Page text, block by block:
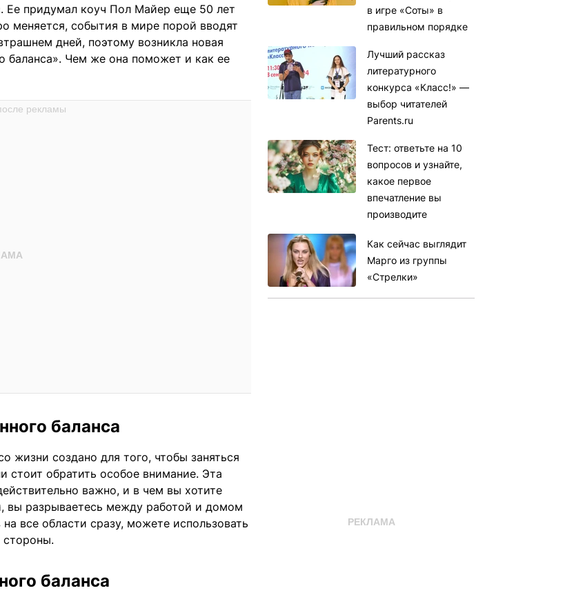
Ее придумал коуч Пол Майер еще 50 лет
меняется, события в мире порой вводят
дней, поэтому возникла новая
баланса». Чем же она поможет и как ее
баланса
жизни создано для того, чтобы заняться
стоит обратить особое внимание. Эта
важно, и в чем вы хотите
вы разрываетесь между работой и домом
все области сразу, можете использовать
стороны.
баланса
в игре «Соты» в
правильном порядке
Лучший рассказ
литературного
конкурса «Класс!» —
выбор читателей
Parents.ru
Тест: ответьте на 10
вопросов и узнайте,
какое первое
впечатление вы
производите
Как сейчас выглядит
Марго из группы
«Стрелки»